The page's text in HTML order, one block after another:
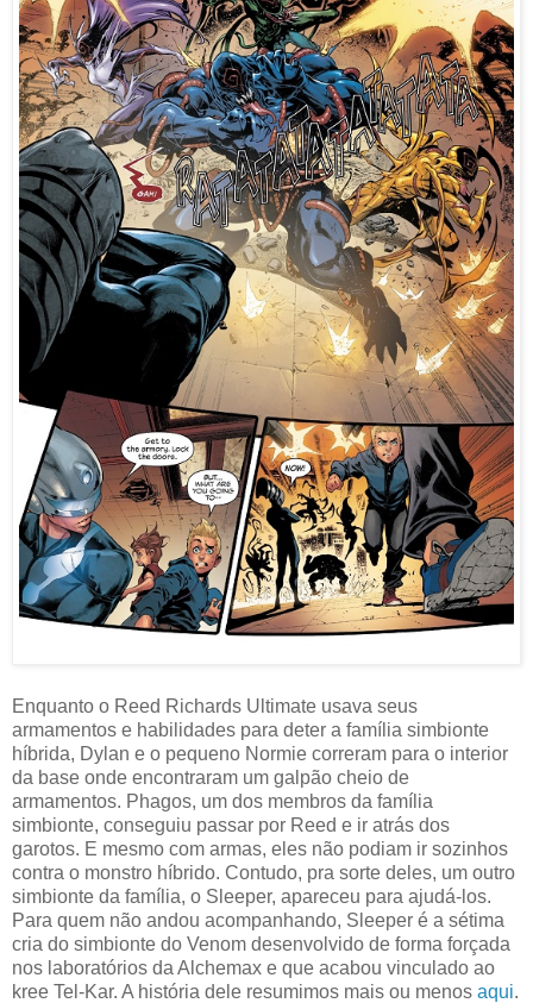
Enquanto o Reed Richards Ultimate usava seus
armamentos e habilidades para deter a família simbionte
híbrida, Dylan e o pequeno Normie correram para o interior
da base onde encontraram um galpão cheio de
armamentos. Phagos, um dos membros da família
simbionte, conseguiu passar por Reed e ir atrás dos
garotos. E mesmo com armas, eles não podiam ir sozinhos
contra o monstro híbrido. Contudo, pra sorte deles, um outro
simbionte da família, o Sleeper, apareceu para ajudá-los.
Para quem não andou acompanhando, Sleeper é a sétima
cria do simbionte do Venom desenvolvido de forma forçada
nos laboratórios da Alchemax e que acabou vinculado ao
kree Tel-Kar. A história dele resumimos mais ou menos aqui.